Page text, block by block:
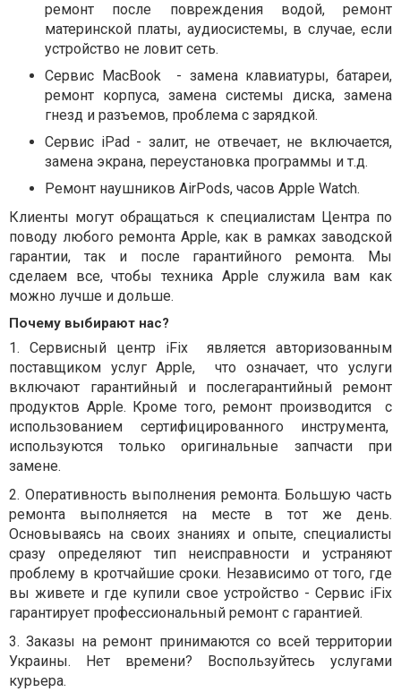
ремонт после повреждения водой, ремонт
материнской платы, аудиосистемы, в случае, если
устройство не ловит сеть.
Сервис MacBook
- замена клавиатуры, батареи,
ремонт корпуса, замена системы диска, замена
гнезд и разъемов, проблема с зарядкой.
Сервис iPad - залит, не отвечает, не включается,
замена экрана, переустановка программы и т.д.
Ремонт наушников AirPods, часов Apple Watch.
Клиенты могут обращаться к специалистам Центра по
поводу любого ремонта Apple, как в рамках заводской
гарантии, так и после гарантийного ремонта. Мы
сделаем все, чтобы техника Apple служила вам как
можно лучше и дольше.
Почему выбирают нас?
1. Сервисный центр iFix
является авторизованным
поставщиком услуг Apple,
что означает, что услуги
включают гарантийный и послегарантийный ремонт
продуктов Apple. Кроме того, ремонт производится
с
использованием сертифицированного инструмента,
используются только оригинальные запчасти при
замене.
2. Оперативность выполнения ремонта. Большую часть
ремонта выполняется на месте в тот же день.
Основываясь на своих знаниях и опыте, специалисты
сразу определяют тип неисправности и устраняют
проблему в кротчайшие сроки. Независимо от того, где
вы живете и где купили свое устройство - Сервис iFix
гарантирует профессиональный ремонт с гарантией.
3.Заказы на ремонт принимаются со всей территории
Украины. Нет времени? Воспользуйтесь услугами
курьера.